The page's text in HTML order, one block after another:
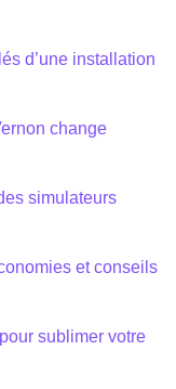
d’une installation
change
simulateurs
et conseils
sublimer votre